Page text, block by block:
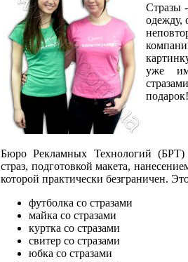
Стразы
одежду,
уже
подарок!
Бюро Рекламных Технологий (БРТ)
страз, подготовкой макета,
которой практически безграничен.
футболка со стразами
майка со стразами
куртка со стразами
свитер со стразами
юбка со стразами